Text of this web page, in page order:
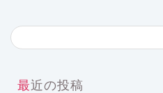
最近の投稿